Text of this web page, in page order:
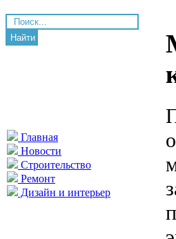
Найти
Главная
Новости
Строительство
Ремонт
Дизайн и интерьер